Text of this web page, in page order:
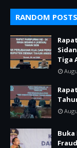
RANDOM POSTS
Tiga